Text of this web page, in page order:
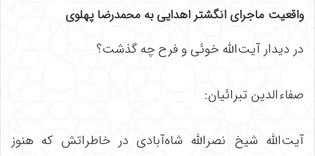
واقعیت ماجرای انگشتر اهدایی به محمدرضا پهلوی
در دیدار آیت‌الله خوئی و فرح چه گذشت؟
صفاءالدین تبرائیان:
آیت‌الله شیخ نصرالله شاه‌آبادی در خاطراتش که هنوز